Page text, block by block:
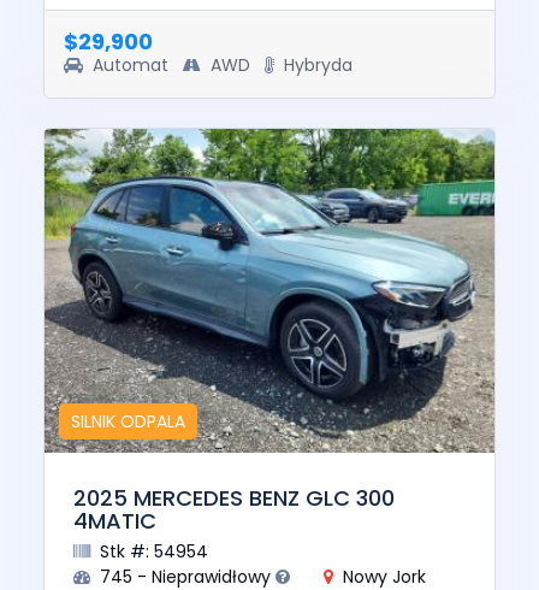
this vehicle was $54599....
$29,900
Automat AWD Hybryda
SILNIK ODPALA
2025 MERCEDES BENZ GLC 300
4MATIC
Stk #: 54954
745 - Nieprawidłowy
Nowy Jork